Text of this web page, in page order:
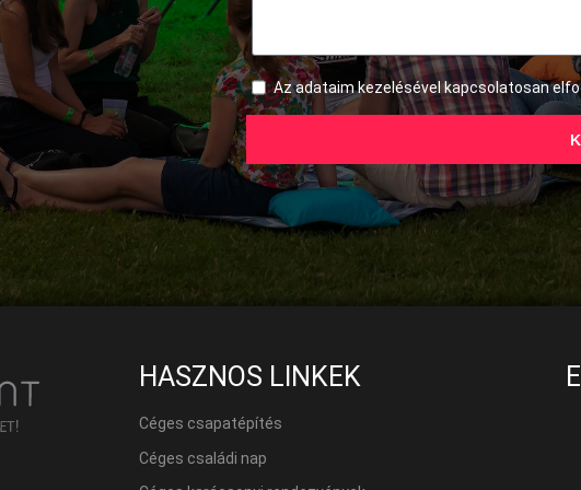
Az adataim kezelésével kapcsolatosan
HASZNOS LINKEK
Céges csapatépítés
Céges családi nap